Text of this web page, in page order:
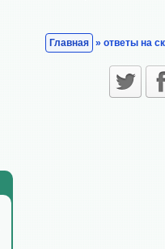
Главная » ответы на